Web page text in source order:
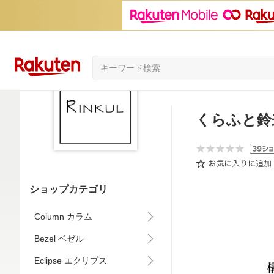
ショップカテゴリ
Column カラム
Bezel ベゼル
Eclipse エクリプス
くらふと